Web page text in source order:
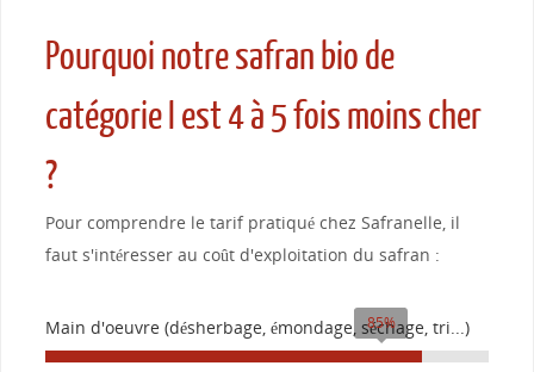
Pourquoi notre safran bio de
catégorie I est 4 à 5 fois moins cher
?
Pour comprendre le tarif pratiqué chez Safranelle, il
faut s'intéresser au coût d'exploitation du safran :
Main d'oeuvre (désherbage, émondage, séchage, tri...)
85%